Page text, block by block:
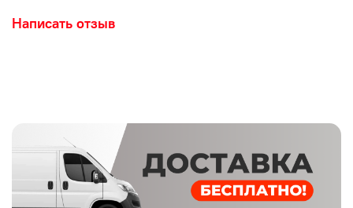
Написать отзыв